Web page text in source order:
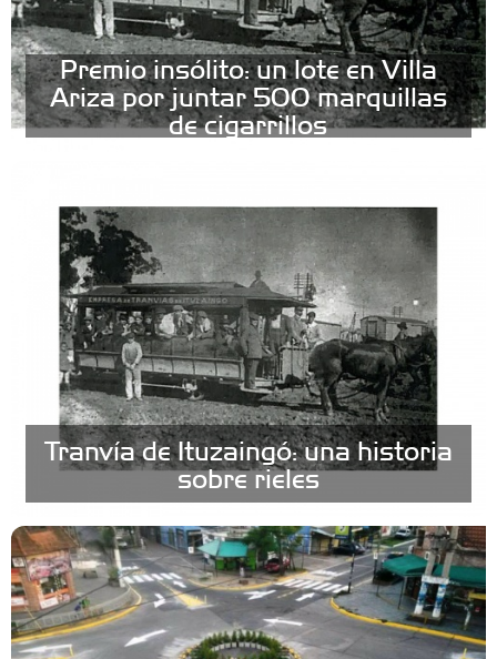
Premio insólito: un lote en Villa
Ariza por juntar 500 marquillas
de cigarrillos
Tranvía de Ituzaingó: una historia
sobre rieles